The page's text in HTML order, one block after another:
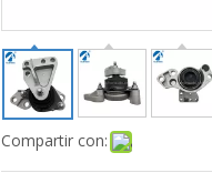
Compartir con: